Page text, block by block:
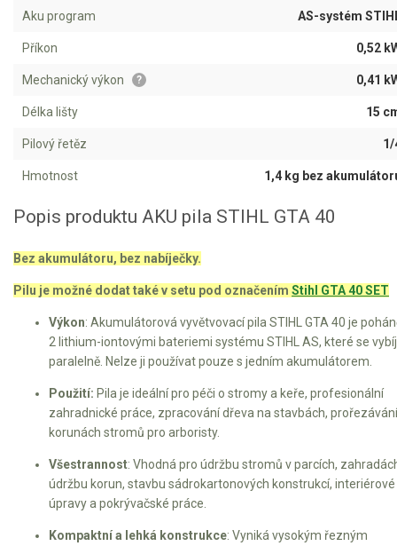
Aku sekačky
Aku STIHL
Aku AL-KO
Štípačka na dřevo
VARI malotraktory
Sněhové frézy
Vertikutátory
Kultivátory
Nůžky na živý plot
Vysavače a foukače
Elektrocentrály
Aku program AS-systém
Příkon 0,52
Mechanický výkon ? 0,41
Délka lišty 15
Pilový řetěz 1/
Hmotnost 1,4 kg bez
Popis produktu AKU pila STIHL GTA 40
Bez akumulátoru, bez nabíječky.
Pilu je možné dodat také v setu pod označením Stihl GTA 40 SET
Výkon: Akumulátorová vyvětvovací pila STIHL GTA 40 je
2 lithium-iontovými bateriemi systému STIHL AS, které se
paralelně. Nelze ji používat pouze s jedním akumulátorem.
Použití: Pila je ideální pro péči o stromy a keře, profesionální
zahradnické práce, zpracování dřeva na stavbách,
korunách stromů pro arboristy.
Všestrannost: Vhodná pro údržbu stromů v parcích,
údržbu korun, stavbu sádrokartonových konstrukcí, interiérové
úpravy a pokrývačské práce.
Kompaktní a lehká konstrukce: Vyniká vysokým řezným